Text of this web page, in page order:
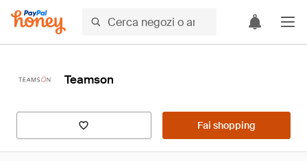
Teamson
Fai shopping